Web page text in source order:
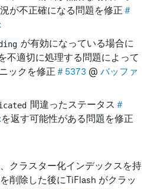
が不正確になる問題を修正 ＃
が有効になっている場合に
不適切に処理する問題によって
ックを修正 ＃5373 @ バッファ
間違ったステータス ＃
を返す可能性がある問題を修正
クラスター化インデックスを持
削除した後にTiFlash がクラッ